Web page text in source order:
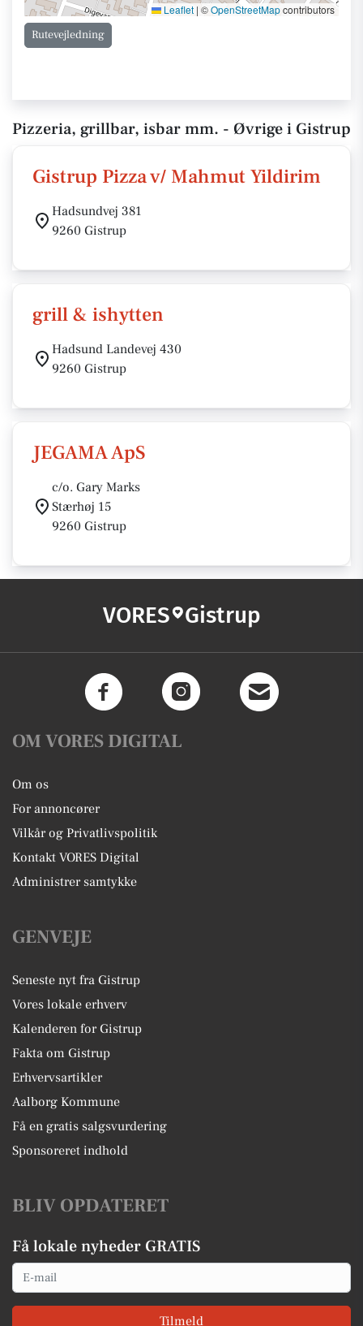
Leaflet | ©OpenStreetMapcontributors
Rutevejledning
Pizzeria, grillbar, isbar mm. - Øvrige i Gistrup
Gistrup Pizza v/ Mahmut Yildirim
Hadsundvej 381
9260 Gistrup
grill & ishytten
Hadsund Landevej 430
9260 Gistrup
JEGAMA ApS
c/o. Gary Marks
Stærhøj 15
9260 Gistrup
VORES Gistrup
OM VORES DIGITAL
Om os
For annoncører
Vilkår og Privatlivspolitik
Kontakt VORES Digital
Administrer samtykke
GENVEJE
Seneste nyt fra Gistrup
Vores lokale erhverv
Kalenderen for Gistrup
Fakta om Gistrup
Erhvervsartikler
Aalborg Kommune
Få en gratis salgsvurdering
Sponsoreret indhold
BLIV OPDATERET
Få lokale nyheder GRATIS
Email
Tilmeld